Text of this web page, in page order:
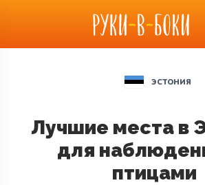
ЭСТОНИЯ
Лучшие места в
для
птицами